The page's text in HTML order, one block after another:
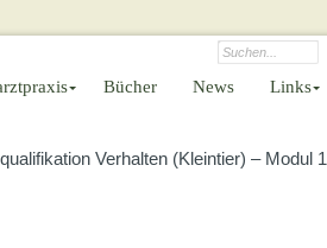
Bücher News Links
Verhalten (Kleintier) – Modul 1